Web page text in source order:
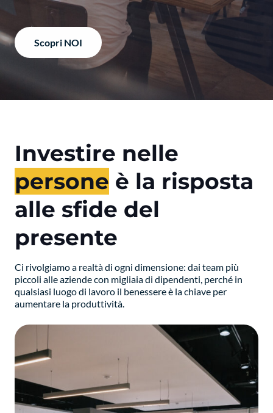
Scopri NOI
Investire nelle
persone è la risposta
alle sfide del
presente
Ci rivolgiamo a realtà di ogni dimensione: dai team più
piccoli alle aziende con migliaia di dipendenti, perché in
qualsiasi luogo di lavoro il benessere è la chiave per
aumentare la produttività.